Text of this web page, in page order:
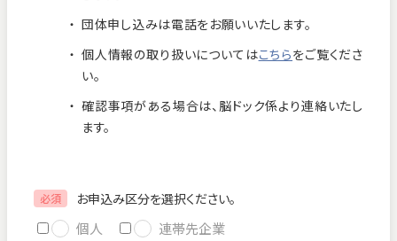
お知らせ
フロアマップ
個人情報保護方針
お電話
団体申し込みは電話をお願いいたします。
個人情報の取り扱いについてはこちらをご覧くださ
い。
確認事項がある場合は、脳ドック係より連絡いたし
ます。
必須 お申込み区分を選択ください。
個人 連帯先企業